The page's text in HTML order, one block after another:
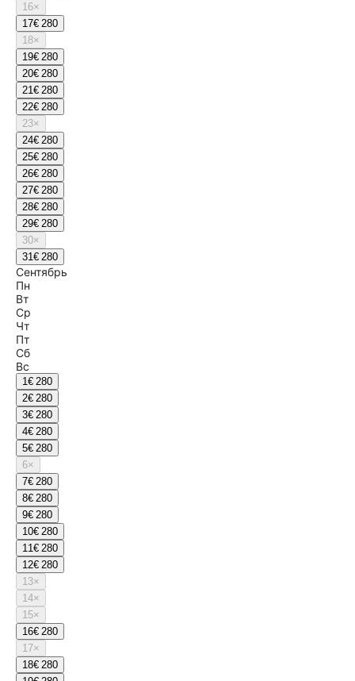
16×
17€ 280
18×
19€ 280
20€ 280
21€ 280
22€ 280
23×
24€ 280
25€ 280
26€ 280
27€ 280
28€ 280
29€ 280
30×
31€ 280
Сентябрь
Пн
Вт
Ср
Чт
Пт
Сб
Вс
1€ 280
2€ 280
3€ 280
4€ 280
5€ 280
6×
7€ 280
8€ 280
9€ 280
10€ 280
11€ 280
12€ 280
13×
14×
15×
16€ 280
17×
18€ 280